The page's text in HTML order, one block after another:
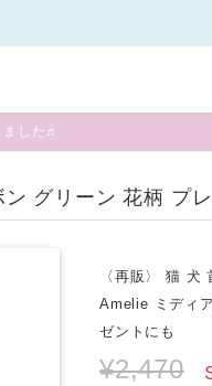
した♬
グリーン 花柄 プ
〈再販〉 猫 犬
Amelie ミディ
ゼントにも
¥2,470